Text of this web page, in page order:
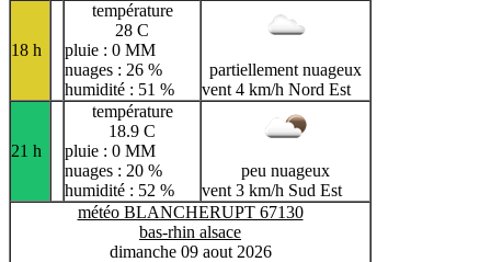
18 h
température
28 C
pluie : 0 MM
nuages : 26 %
humidité : 51 %
partiellement nuageux
vent 4 km/h Nord Est
21 h
température
18.9 C
pluie : 0 MM
nuages : 20 %
humidité : 52 %
peu nuageux
vent 3 km/h Sud Est
météo BLANCHERUPT 67130
bas-rhin alsace
dimanche 09 aout 2026